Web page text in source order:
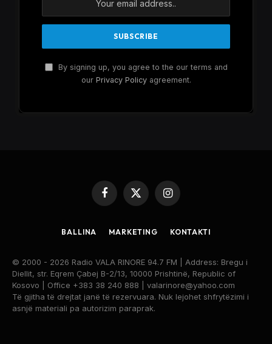
By signing up, you agree to the our terms and
our Privacy Policyagreement.
Facebook
X
Instagram
BALLINA MARKETING KONTAKTI
© 2000 - 2026 Radio VALA RINORE 94.7 FM | Address: Bregu i
Diellit, str. Eqrem Çabej B-2/13, 10000 Prishtinë, Republic of
Kosovo | Office +383 38 240 888 | valarinore@yahoo.com
Të gjitha të drejtat janë të rezervuara. Nuk lejohet shfrytëzimi i
asnjë materiali pa autorizim paraprak.